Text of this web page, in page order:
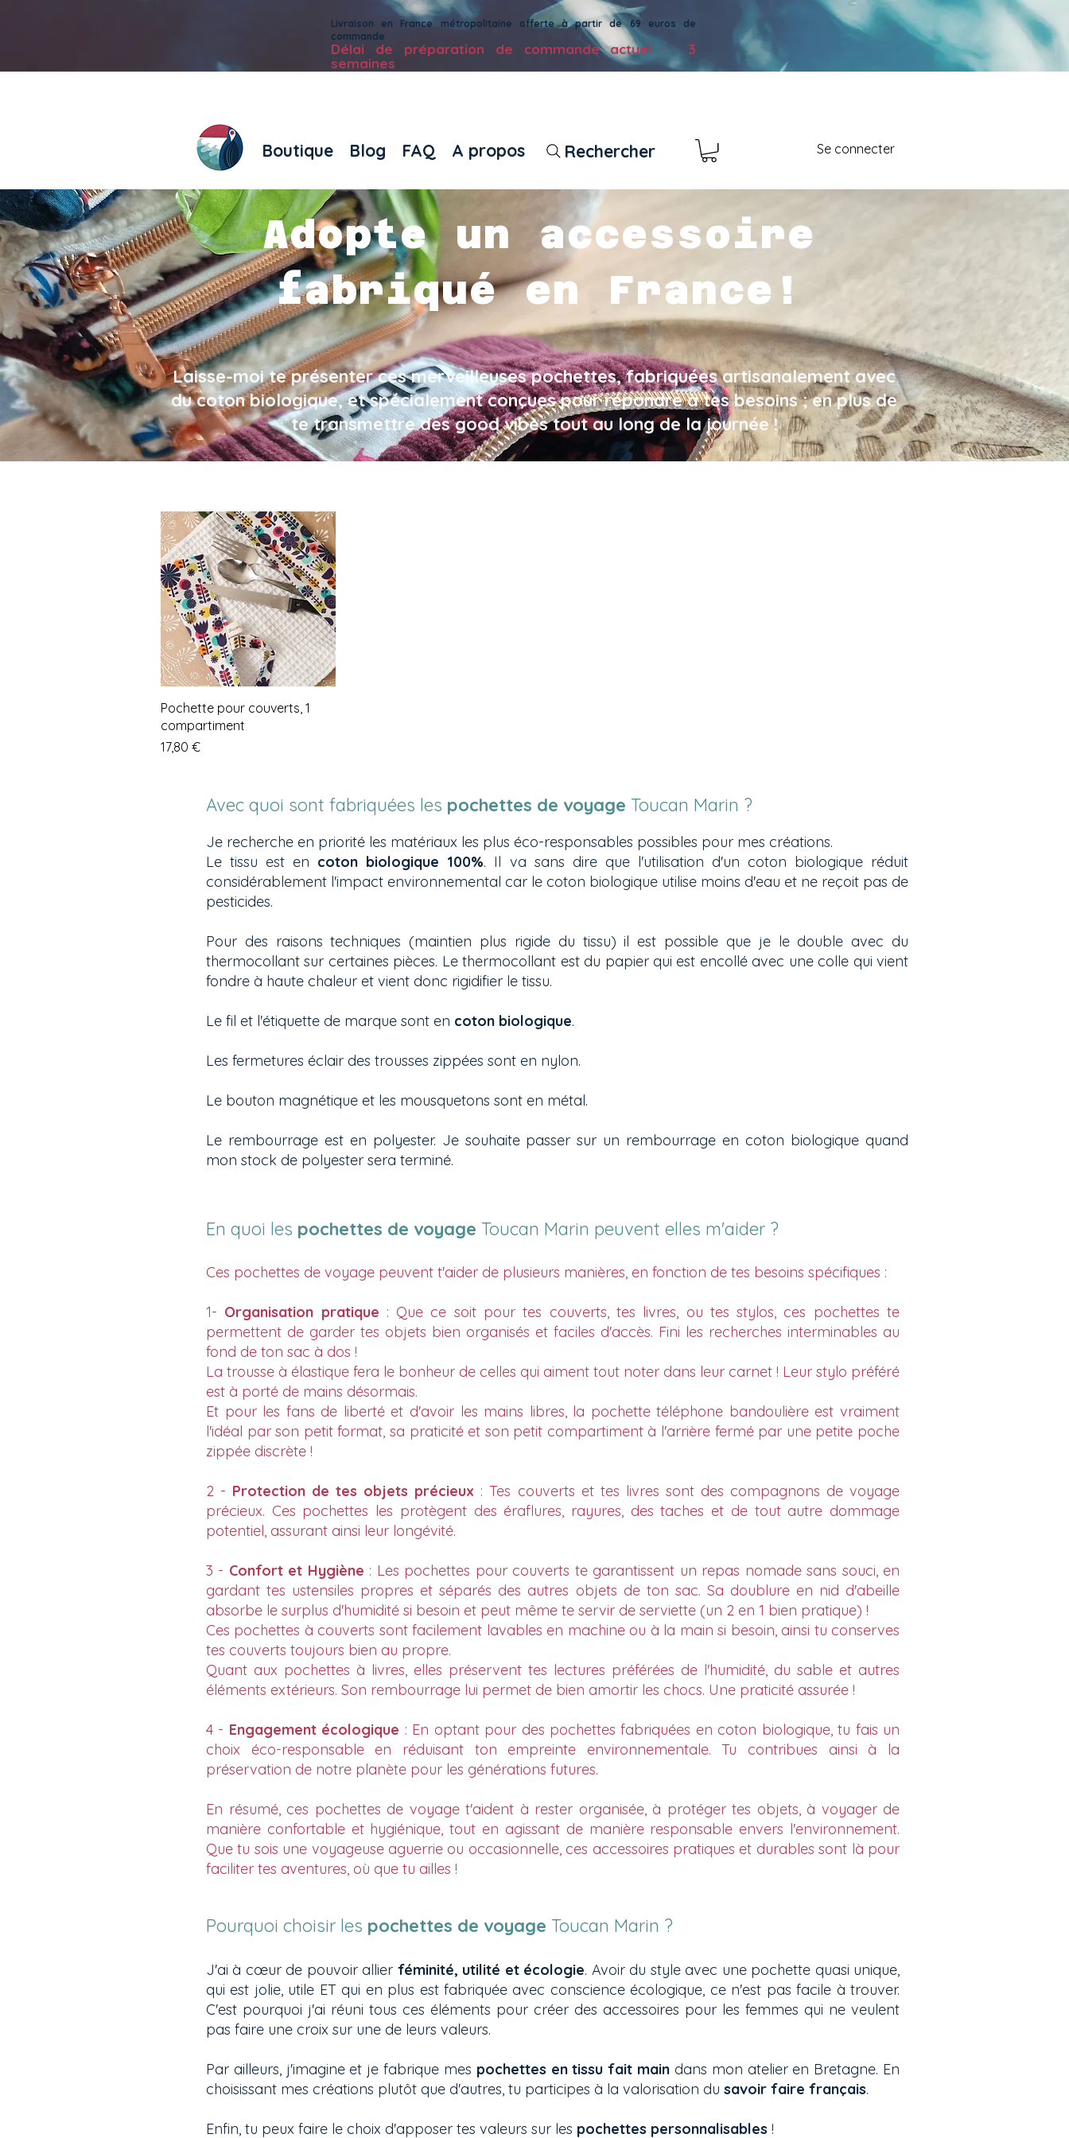
Livraison en France métropolitaine offerte à partir de 69 euros de
commande
Délai de préparation de commande actuel : 3
semaines
Boutique Blog FAQ A propos Se connecter
Rechercher
Adopte un accessoire
fabriqué en France!
Laisse-moi te présenter ces merveilleuses pochettes, fabriquées artisanalement avec
du coton biologique, et spécialement conçues pour répondre à tes besoins ; en plus de
te transmettre des good vibes tout au long de la journée !
Aperçu rapide
Pochette pour couverts, 1
compartiment
Prix
17,80 €
Avec quoi sont fabriquées les pochettes de voyage Toucan Marin ?
Je recherche en priorité les matériaux les plus éco-responsables possibles pour mes créations.
Le tissu est en coton biologique 100%. Il va sans dire que l'utilisation d'un coton biologique réduit
considérablement l'impact environnemental car le coton biologique utilise moins d'eau et ne reçoit pas de
pesticides.
Pour des raisons techniques (maintien plus rigide du tissu) il est possible que je le double avec du
thermocollant sur certaines pièces. Le thermocollant est du papier qui est encollé avec une colle qui vient
fondre à haute chaleur et vient donc rigidifier le tissu.
Le fil et l'étiquette de marque sont en coton biologique.
Les fermetures éclair des trousses zippées sont en nylon.
Le bouton magnétique et les mousquetons sont en métal.
Le rembourrage est en polyester. Je souhaite passer sur un rembourrage en coton biologique quand
mon stock de polyester sera terminé.
En quoi les pochettes de voyage Toucan Marin peuvent elles m'aider ?
Ces pochettes de voyage peuvent t'aider de plusieurs manières, en fonction de tes besoins spécifiques :
1- Organisation pratique : Que ce soit pour tes couverts, tes livres, ou tes stylos, ces pochettes te
permettent de garder tes objets bien organisés et faciles d'accès. Fini les recherches interminables au
fond de ton sac à dos !
La trousse à élastique fera le bonheur de celles qui aiment tout noter dans leur carnet ! Leur stylo préféré
est à porté de mains désormais.
Et pour les fans de liberté et d'avoir les mains libres, la pochette téléphone bandoulière est vraiment
l'idéal par son petit format, sa praticité et son petit compartiment à l'arrière fermé par une petite poche
zippée discrète !
2 - Protection de tes objets précieux : Tes couverts et tes livres sont des compagnons de voyage
précieux. Ces pochettes les protègent des éraflures, rayures, des taches et de tout autre dommage
potentiel, assurant ainsi leur longévité.
3 - Confort et Hygiène : Les pochettes pour couverts te garantissent un repas nomade sans souci, en
gardant tes ustensiles propres et séparés des autres objets de ton sac. Sa doublure en nid d'abeille
absorbe le surplus d'humidité si besoin et peut même te servir de serviette (un 2 en 1 bien pratique) !
Ces pochettes à couverts sont facilement lavables en machine ou à la main si besoin, ainsi tu conserves
tes couverts toujours bien au propre.
Quant aux pochettes à livres, elles préservent tes lectures préférées de l'humidité, du sable et autres
éléments extérieurs. Son rembourrage lui permet de bien amortir les chocs. Une praticité assurée !
4 - Engagement écologique : En optant pour des pochettes fabriquées en coton biologique, tu fais un
choix éco-responsable en réduisant ton empreinte environnementale. Tu contribues ainsi à la
préservation de notre planète pour les générations futures.
En résumé, ces pochettes de voyage t'aident à rester organisée, à protéger tes objets, à voyager de
manière confortable et hygiénique, tout en agissant de manière responsable envers l'environnement.
Que tu sois une voyageuse aguerrie ou occasionnelle, ces accessoires pratiques et durables sont là pour
faciliter tes aventures, où que tu ailles !
Pourquoi choisir les pochettes de voyage Toucan Marin ?
J'ai à cœur de pouvoir allier féminité, utilité et écologie. Avoir du style avec une pochette quasi unique,
qui est jolie, utile ET qui en plus est fabriquée avec conscience écologique, ce n'est pas facile à trouver.
C'est pourquoi j'ai réuni tous ces éléments pour créer des accessoires pour les femmes qui ne veulent
pas faire une croix sur une de leurs valeurs.
Par ailleurs, j'imagine et je fabrique mes pochettes en tissu fait main dans mon atelier en Bretagne. En
choisissant mes créations plutôt que d'autres, tu participes à la valorisation du savoir faire français.
Enfin, tu peux faire le choix d'apposer tes valeurs sur les pochettes personnalisables !